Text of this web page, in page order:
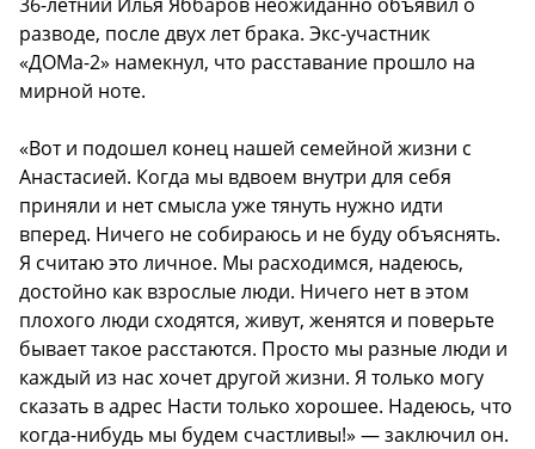
разводе, после двух лет брака. Экс-участник
«ДОМа-2» намекнул, что расставание прошло на
мирной ноте.
«Вот и подошел конец нашей семейной жизни с
Анастасией. Когда мы вдвоем внутри для себя
приняли и нет смысла уже тянуть нужно идти
вперед. Ничего не собираюсь и не буду объяснять.
Я считаю это личное. Мы расходимся, надеюсь,
достойно как взрослые люди. Ничего нет в этом
плохого люди сходятся, живут, женятся и поверьте
бывает такое расстаются. Просто мы разные люди и
каждый из нас хочет другой жизни. Я только могу
сказать в адрес Насти только хорошее. Надеюсь, что
когда-нибудь мы будем счастливы!» — заключил он.